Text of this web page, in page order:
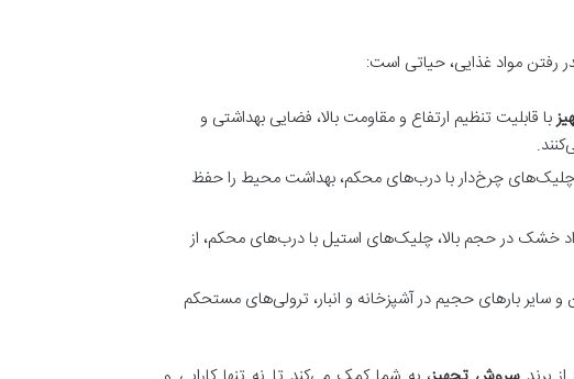
رفتن مواد غذایی، حیاتی است:
با قابلیت تنظیم ارتفاع و مقاومت بالا، فضایی بهداشتی و
چلیک‌های چرخ‌دار با درب‌های محکم، بهداشت محیط را حفظ
خشک در حجم بالا، چلیک‌های استیل با درب‌های محکم، از
بارهای حجیم در آشپزخانه و انبار، ترولی‌های مستحکم